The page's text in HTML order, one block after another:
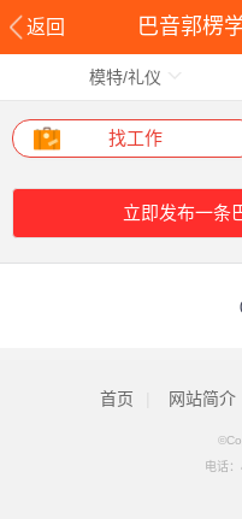
返回 巴音郭楞
模特/礼仪
找工作
立即发布一条
首页 网站简介
电话：